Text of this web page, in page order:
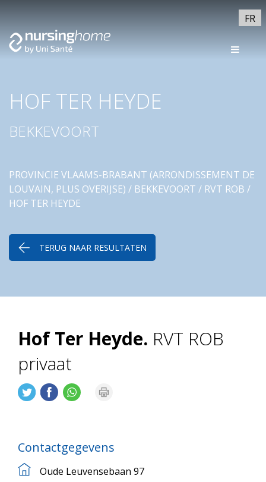
FR
HOF TER HEYDE
BEKKEVOORT
PROVINCIE VLAAMS-BRABANT (ARRONDISSEMENT DE
LOUVAIN, PLUS OVERIJSE) / BEKKEVOORT / RVT ROB /
HOF TER HEYDE
TERUG NAAR RESULTATEN
Hof Ter Heyde. RVT ROB
privaat
Contactgegevens
Oude Leuvensebaan 97